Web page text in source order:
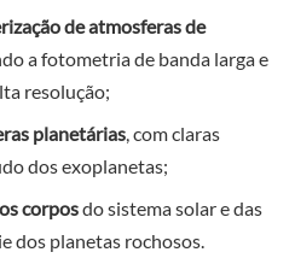
de atmosferas de
a fotometria de banda larga e
resolução;
planetárias , com claras
dos exoplanetas;
corposdo sistema solar e das
dos planetas rochosos.